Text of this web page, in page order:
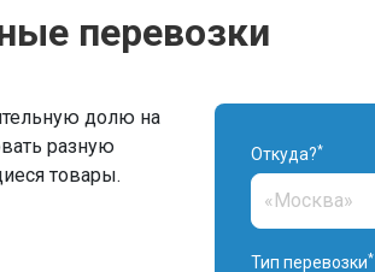
перевозки
долю на
разную
товары.
Откуда?*
Тип перевозки*